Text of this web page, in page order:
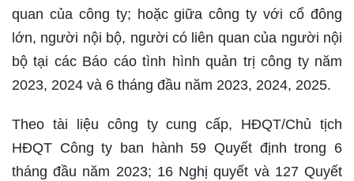
quan của công ty; hoặc giữa công ty với cổ đông
lớn, người nội bộ, người có liên quan của người nội
bộ tại các Báo cáo tình hình quản trị công ty năm
2023, 2024 và 6 tháng đầu năm 2023, 2024, 2025.
Theo tài liệu công ty cung cấp, HĐQT/Chủ tịch
HĐQT Công ty ban hành 59 Quyết định trong 6
tháng đầu năm 2023; 16 Nghị quyết và 127 Quyết